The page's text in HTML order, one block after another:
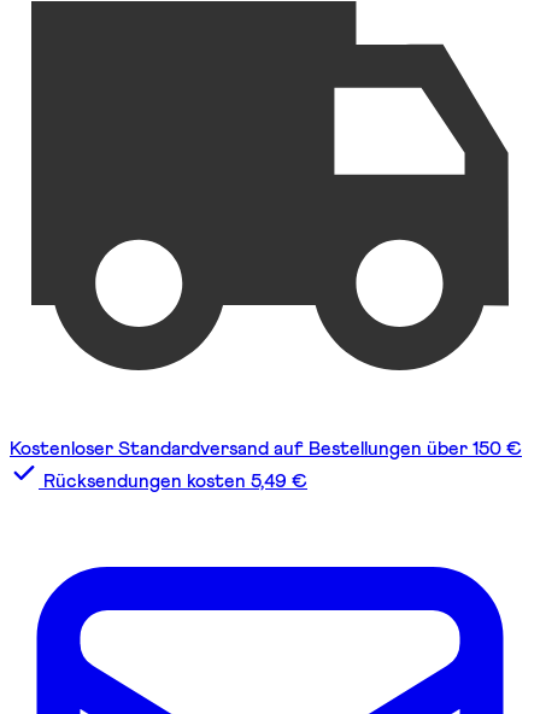
Kostenloser Standardversand auf Bestellungen über 150 €
Rücksendungen kosten 5,49 €